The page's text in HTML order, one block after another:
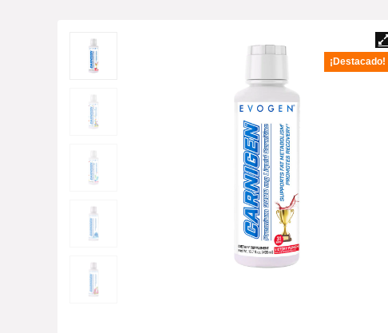
¡Destacado!